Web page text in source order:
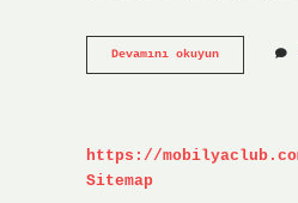
Devamını okuyunEvde
Çatlak
https://
Sitemap